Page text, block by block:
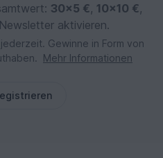
30×5 €, 10×10 €,
aktivieren.
Gewinne in Form von
Mehr Informationen